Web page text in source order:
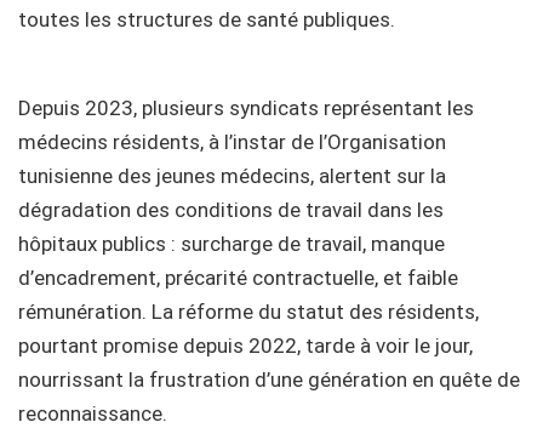
toutes les structures de santé publiques.
Depuis 2023, plusieurs syndicats représentant les
médecins résidents, à l’instar de l’Organisation
tunisienne des jeunes médecins, alertent sur la
dégradation des conditions de travail dans les
hôpitaux publics : surcharge de travail, manque
d’encadrement, précarité contractuelle, et faible
rémunération. La réforme du statut des résidents,
pourtant promise depuis 2022, tarde à voir le jour,
nourrissant la frustration d’une génération en quête de
reconnaissance.